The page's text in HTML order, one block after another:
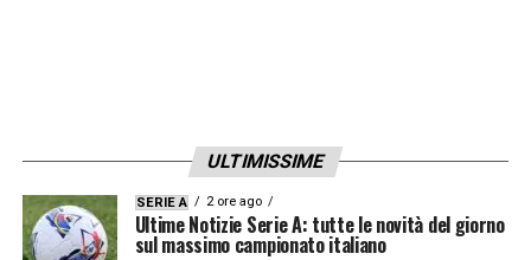
ULTIMISSIME
SERIE A 2 ore ago
Ultime Notizie Serie A: tutte le novità del giorno
sul massimo campionato italiano